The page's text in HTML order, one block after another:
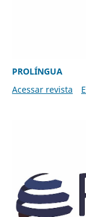
PROLÍNGUA
Acessar revista